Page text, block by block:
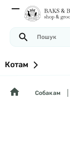
Котам
Собакам